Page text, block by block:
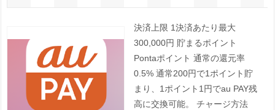
決済上限 1決済あたり最大
300,000円 貯まるポイント
Pontaポイント 通常の還元率
0.5% 通常200円で1ポイント貯
まり、1ポイント1円でau PAY残
高に交換可能。 チャージ方法